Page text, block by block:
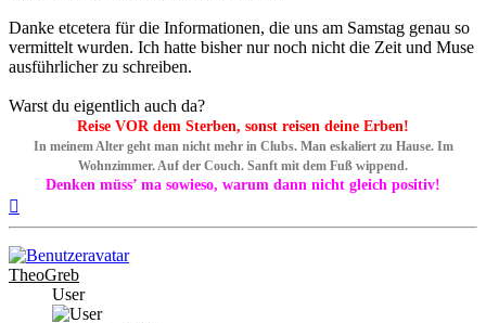
Danke etcetera für die Informationen, die uns am Samstag genau so
vermittelt wurden. Ich hatte bisher nur noch nicht die Zeit und Muse
ausführlicher zu schreiben.
Warst du eigentlich auch da?
Reise VOR dem Sterben, sonst reisen deine Erben!
In meinem Alter geht man nicht mehr in Clubs. Man eskaliert zu Hause. Im
Wohnzimmer. Auf der Couch. Sanft mit dem Fuß wippend.
Denken müss’ ma sowieso, warum dann nicht gleich positiv!
TheoGreb
User